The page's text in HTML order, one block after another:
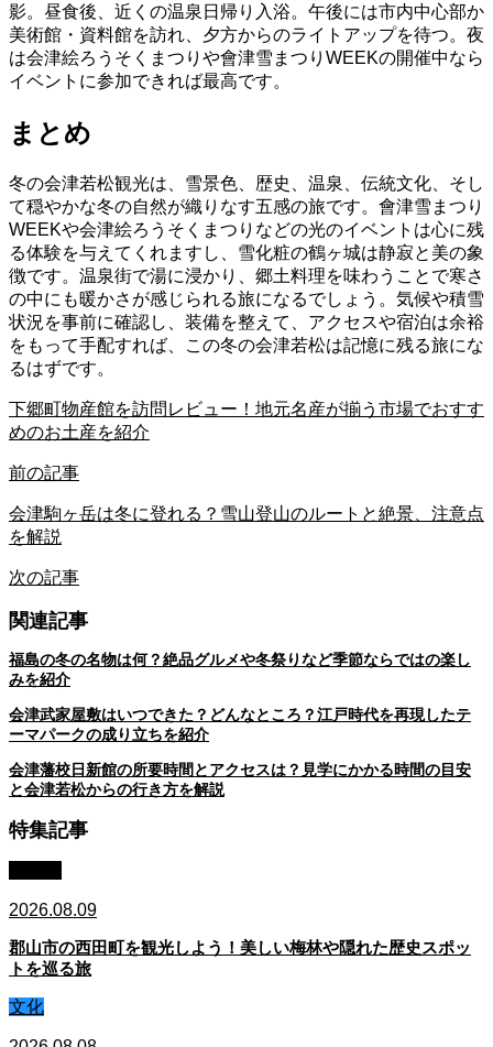
影。昼食後、近くの温泉日帰り入浴。午後には市内中心部か
美術館・資料館を訪れ、夕方からのライトアップを待つ。夜
は会津絵ろうそくまつりや會津雪まつりWEEKの開催中なら
イベントに参加できれば最高です。
まとめ
冬の会津若松観光は、雪景色、歴史、温泉、伝統文化、そし
て穏やかな冬の自然が織りなす五感の旅です。會津雪まつり
WEEKや会津絵ろうそくまつりなどの光のイベントは心に残
る体験を与えてくれますし、雪化粧の鶴ヶ城は静寂と美の象
徴です。温泉街で湯に浸かり、郷土料理を味わうことで寒さ
の中にも暖かさが感じられる旅になるでしょう。気候や積雪
状況を事前に確認し、装備を整えて、アクセスや宿泊は余裕
をもって手配すれば、この冬の会津若松は記憶に残る旅にな
るはずです。
下郷町物産館を訪問レビュー！地元名産が揃う市場でおすす
めのお土産を紹介
前の記事
会津駒ヶ岳は冬に登れる？雪山登山のルートと絶景、注意点
を解説
次の記事
関連記事
福島の冬の名物は何？絶品グルメや冬祭りなど季節ならではの楽し
みを紹介
会津武家屋敷はいつできた？どんなところ？江戸時代を再現したテ
ーマパークの成り立ちを紹介
会津藩校日新館の所要時間とアクセスは？見学にかかる時間の目安
と会津若松からの行き方を解説
特集記事
2026.08.09
郡山市の西田町を観光しよう！美しい梅林や隠れた歴史スポッ
トを巡る旅
文化